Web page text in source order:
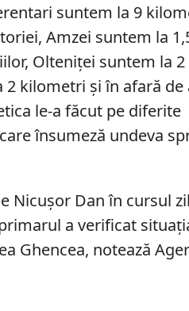
suntem la 9
Amzei suntem la
Olteniţei suntem la 2
kilometri şi în afară de
le-a făcut pe diferite
însumeză undeva
Nicușor Dan în cursul
a verificat
Ghencea, notează